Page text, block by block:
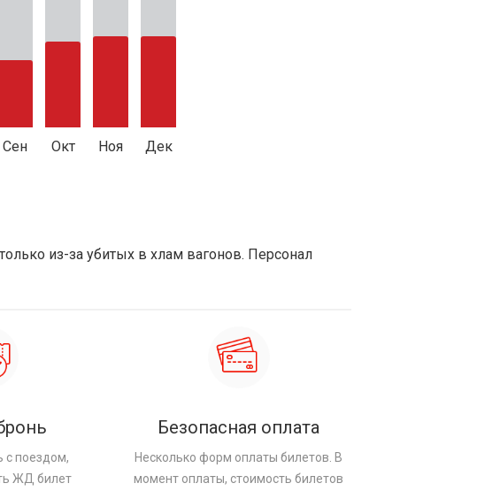
Сен Окт Ноя Дек
из-за убитых в хлам вагонов. Персонал
с поездом,
ЖД билет
Безопасная оплата
Несколько форм оплаты билетов. В
момент оплаты, стоимость билетов